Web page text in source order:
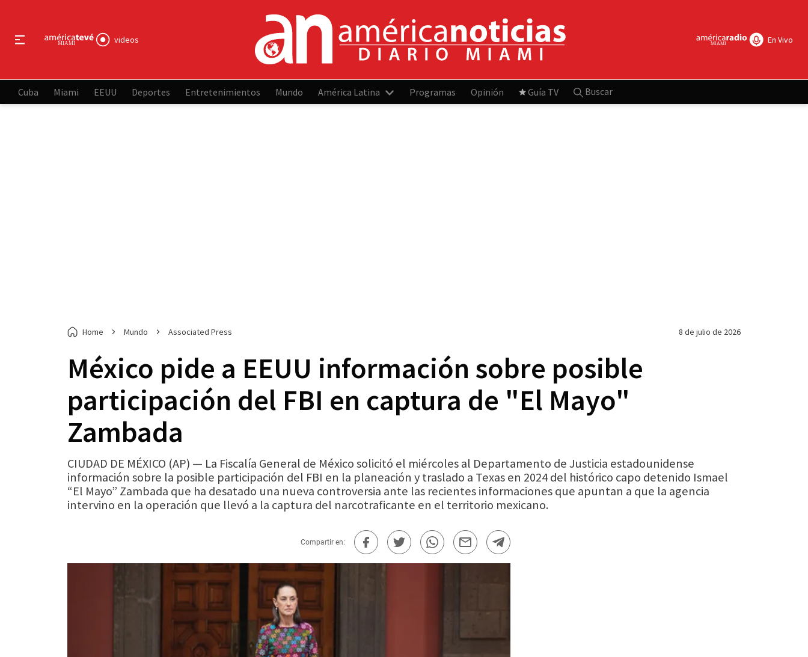
videos En Vivo
Cuba Miami EEUU Deportes Entretenimientos Mundo América Latina Programas Opinión Guía TV Buscar
Home Mundo Associated Press 8 de julio de 2026
México pide a EEUU información sobre posible
participación del FBI en captura de "El Mayo"
Zambada
CIUDAD DE MÉXICO (AP) — La Fiscalía General de México solicitó el miércoles al Departamento de Justicia estadounidense
información sobre la posible participación del FBI en la planeación y traslado a Texas en 2024 del histórico capo detenido Ismael
“El Mayo” Zambada que ha desatado una nueva controversia ante las recientes informaciones que apuntan a que la agencia
intervino en la operación que llevó a la captura del narcotraficante en el territorio mexicano.
Compartir en: